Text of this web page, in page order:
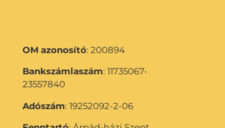
OM azonosító: 200894
Bankszámlaszám: 11735067-
23557840
Adószám: 19252092-2-06